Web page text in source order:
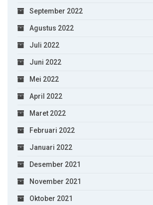
September 2022
Agustus 2022
Juli 2022
Juni 2022
Mei 2022
April 2022
Maret 2022
Februari 2022
Januari 2022
Desember 2021
November 2021
Oktober 2021